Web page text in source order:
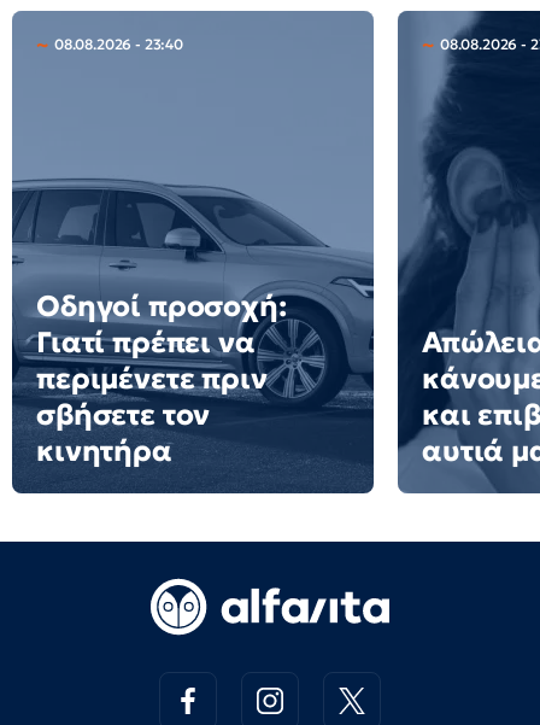
08.08.2026 - 23:40
Οδηγοί προσοχή:
Γιατί πρέπει να
περιμένετε πριν
σβήσετε τον
κινητήρα
08.08.2026 -
και
αυτιά